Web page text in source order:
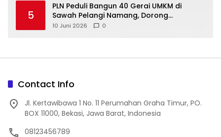
5
‎PLN Peduli Bangun 40 Gerai UMKM di
Sawah Pelangi Namang, Dorong
10 Juni 2026 0
Contact Info
Jl. Kertawibawa 1 No. 11 Perumahan Graha Timur, PO.
BOX 11000, Bekasi, Jawa Barat, Indonesia
08123456789